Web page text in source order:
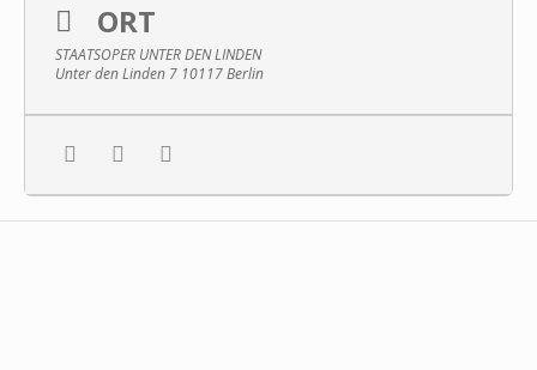
ORT
STAATSOPER UNTER DEN LINDEN
Unter den Linden 7 10117 Berlin